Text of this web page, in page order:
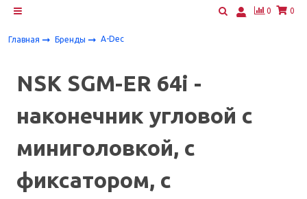
0 0
Главная Бренды A-Dec
NSK SGM-ER 64i -
наконечник угловой с
миниголовкой, с
фиксатором, с